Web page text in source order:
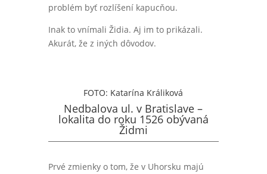
problém byť rozlíšení kapucňou.
Inak to vnímali Židia. Aj im to prikázali.
Akurát, že z iných dôvodov.
FOTO: Katarína Králiková
Nedbalova ul. v Bratislave –
lokalita do roku 1526 obývaná
Židmi
Prvé zmienky o tom, že v Uhorsku majú